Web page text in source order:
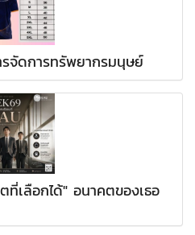
รจัดการทรัพยากรมนุษย์
เลือกได้" อนาคตของเธอ